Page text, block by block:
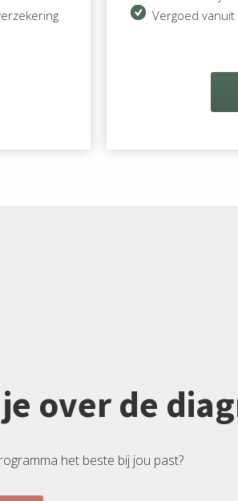
Vergoed
over de
het beste bij jou past?